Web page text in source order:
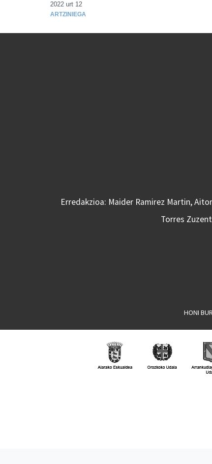
2022 urt 12
ARTZINIEGA
Erredakzioa: Maider Ramirez Martin,
Torres
HONI